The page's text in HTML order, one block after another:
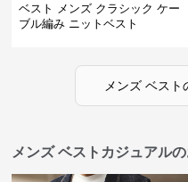
ベスト メンズ クラシック ケー
ブル編み ニットベスト
メンズ ベスト
メンズ ベストカジュアル